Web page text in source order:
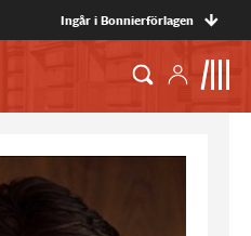
Ingår i Bonnierförlagen